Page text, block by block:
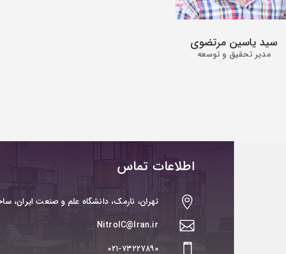
سید یاسین مرتضوی
مدیر تحقیق و توسعه
اطلاعات تماس
 تهران، نارمک، دانشگاه علم و صنعت ایران،

NitroIC@Iran.ir
 ۰۲۱-۷۳۲۲۷۸۹۰